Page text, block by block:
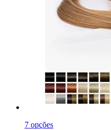
7 opções